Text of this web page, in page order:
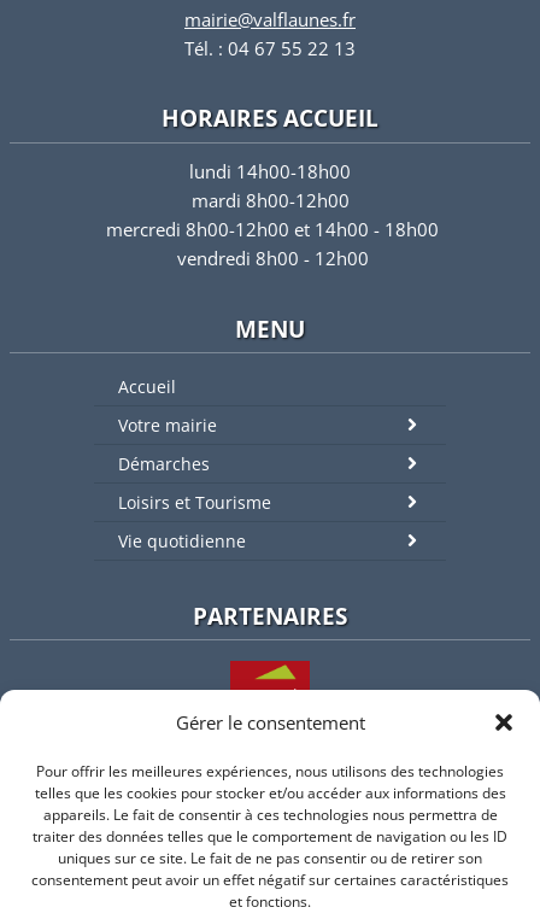
Gérer le consentement
Pour offrir les meilleures expériences, nous utilisons des technologies
telles que les cookies pour stocker et/ou accéder aux informations des
appareils. Le fait de consentir à ces technologies nous permettra de
traiter des données telles que le comportement de navigation ou les ID
uniques sur ce site. Le fait de ne pas consentir ou de retirer son
consentement peut avoir un effet négatif sur certaines caractéristiques
et fonctions.
mairie@valflaunes.fr
Tél. : 04 67 55 22 13
HORAIRES ACCUEIL
lundi 14h00-18h00
mardi 8h00-12h00
mercredi 8h00-12h00 et 14h00 - 18h00
vendredi 8h00 - 12h00
MENU
Accueil
Votre mairie
Démarches
Loisirs et Tourisme
Vie quotidienne
PARTENAIRES
L'intercommunalité
Intramuros